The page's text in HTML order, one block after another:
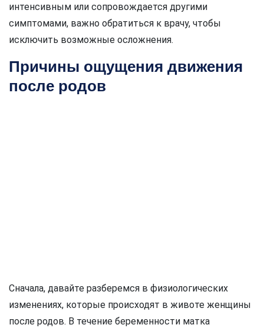
интенсивным или сопровождается другими
симптомами, важно обратиться к врачу, чтобы
исключить возможные осложнения.
Причины ощущения движения
после родов
Сначала, давайте разберемся в физиологических
изменениях, которые происходят в животе женщины
после родов. В течение беременности матка